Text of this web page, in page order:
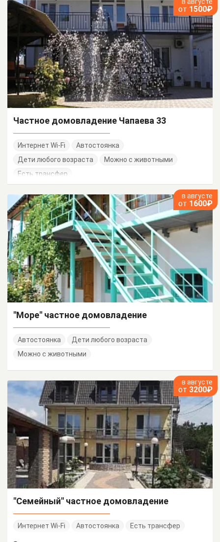
от 1500₽
Частное домовладение Чапаева 33
Интернет Wi-Fi
Автостоянка
Дети любого возраста
Можно с животными
Есть трансфер
в августе
от 1600₽
"Море" частное домовладение
Автостоянка
Дети любого возраста
Можно с животными
в августе
от 3200₽
"Семейный" частное домовладение
Интернет Wi-Fi Автостоянка Есть трансфер